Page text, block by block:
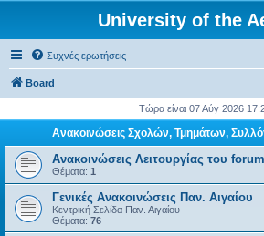
University of the
Συχνές ερωτήσεις
Board
Τώρα είναι 07 Αύγ 2026
Ανακοινώσεις Σχολών, Τμημάτων,
Ανακοινώσεις Λειτουργίας του forum
Θέματα: 1
Γενικές Ανακοινώσεις Παν. Αιγαίου
Κεντρική Σελίδα Παν. Αιγαίου
Θέματα: 76